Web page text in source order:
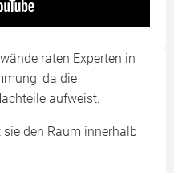
raten Experten in
da die
aufweist.
den Raum innerhalb